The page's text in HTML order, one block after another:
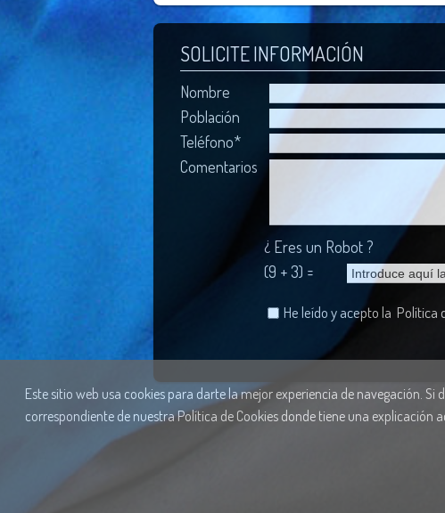
Este sitio web usa cookies para darte la mejor experiencia de navegación.
correspondiente de nuestra Política de Cookies donde tiene una
SOLICITE INFORMACIÓN
Nombre
Población
Teléfono*
Comentarios
¿ Eres un Robot ?
(9 + 3) =
He leído y acepto la Política